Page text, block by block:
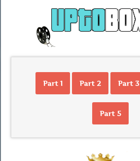
Part 1 Part 2 Part 3
Part 5